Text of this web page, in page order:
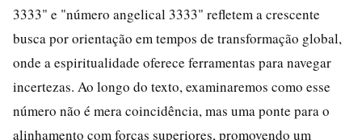
3333" e "número angelical 3333" refletem a crescente
busca por orientação em tempos de transformação global,
onde a espiritualidade oferece ferramentas para navegar
incertezas. Ao longo do texto, examinaremos como esse
número não é mera coincidência, mas uma ponte para o
alinhamento com forças superiores, promovendo um